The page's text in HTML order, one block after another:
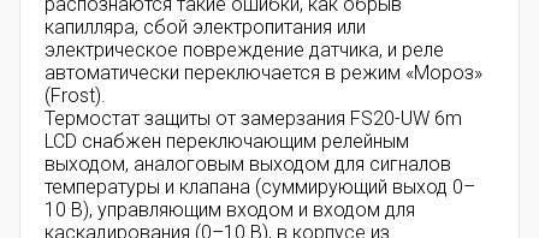
капилляра, сбой электропитания или
электрическое повреждение датчика, и реле
автоматически переключается в режим «Мороз»
(Frost).
Термостат защиты от замерзания FS20-UW 6m
LCD снабжен переключающим релейным
выходом, аналоговым выходом для сигналов
температуры и клапана (суммирующий выход 0–
10 В), управляющим входом и входом для
каскадирования (0–10 В), в корпусе из